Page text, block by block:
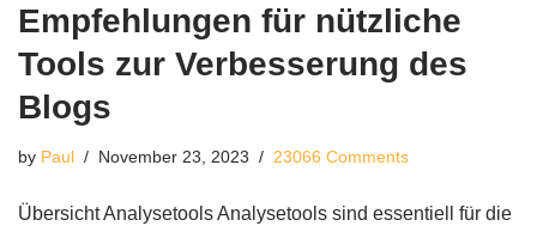
Empfehlungen für nützliche
Tools zur Verbesserung des
Blogs
by Paul November 23, 2023 23066 Comments
Übersicht Analysetools Analysetools sind essentiell für die